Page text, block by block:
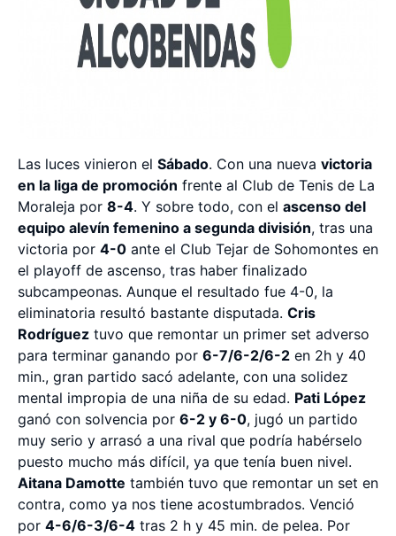
Las luces vinieron el Sábado. Con una nueva victoria
en la liga de promoción frente al Club de Tenis de La
Moraleja por 8-4. Y sobre todo, con el ascenso del
equipo alevín femenino a segunda división, tras una
victoria por 4-0 ante el Club Tejar de Sohomontes en
el playoff de ascenso, tras haber finalizado
subcampeonas. Aunque el resultado fue 4-0, la
eliminatoria resultó bastante disputada. Cris
Rodríguez tuvo que remontar un primer set adverso
para terminar ganando por 6-7/6-2/6-2 en 2h y 40
min., gran partido sacó adelante, con una solidez
mental impropia de una niña de su edad. Pati López
ganó con solvencia por 6-2 y 6-0, jugó un partido
muy serio y arrasó a una rival que podría habérselo
puesto mucho más difícil, ya que tenía buen nivel.
Aitana Damotte también tuvo que remontar un set en
contra, como ya nos tiene acostumbrados. Venció
por 4-6/6-3/6-4 tras 2 h y 45 min. de pelea. Por